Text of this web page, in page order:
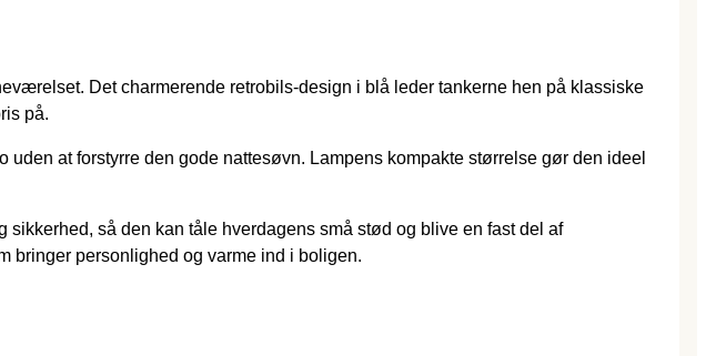
Det charmerende retrobils-design i blå leder tankerne hen på klassiske
på.
at forstyrre den gode nattesøvn. Lampens kompakte størrelse gør den ideel
så den kan tåle hverdagens små stød og blive en fast del af
bringer personlighed og varme ind i boligen.